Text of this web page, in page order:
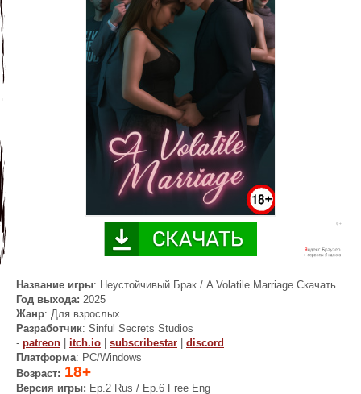
Название игры: Неустойчивый Брак / A Volatile Marriage Скачать
Год выхода: 2025
Жанр: Для взрослых
Разработчик: Sinful Secrets Studios
- patreon itch.io subscribestar
discord
Платформа: PC/Windows
Возраст: 18+
Версия игры: Ep.2 Rus / Ep.6 Free Eng